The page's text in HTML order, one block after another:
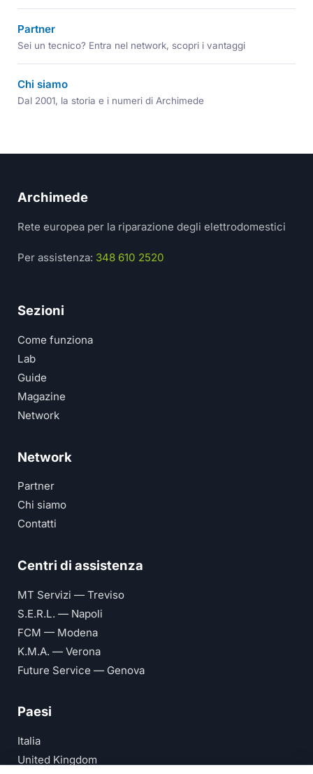
Partner
Sei un tecnico? Entra nel network, scopri i vantaggi
Chi siamo
Dal 2001, la storia e i numeri di Archimede
Archimede
Rete europea per la riparazione degli elettrodomestici
Per assistenza: 348 610 2520
Sezioni
Come funziona
Lab
Guide
Magazine
Network
Network
Partner
Chi siamo
Contatti
Centri di assistenza
MT Servizi — Treviso
S.E.R.L. — Napoli
FCM — Modena
K.M.A. — Verona
Future Service — Genova
Paesi
Italia
United Kingdom